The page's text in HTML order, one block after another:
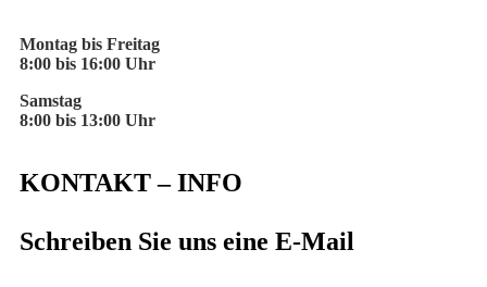
Montag bis Freitag
8:00 bis 16:00 Uhr
Samstag
8:00 bis 13:00 Uhr
KONTAKT – INFO
Schreiben Sie uns eine E-Mail